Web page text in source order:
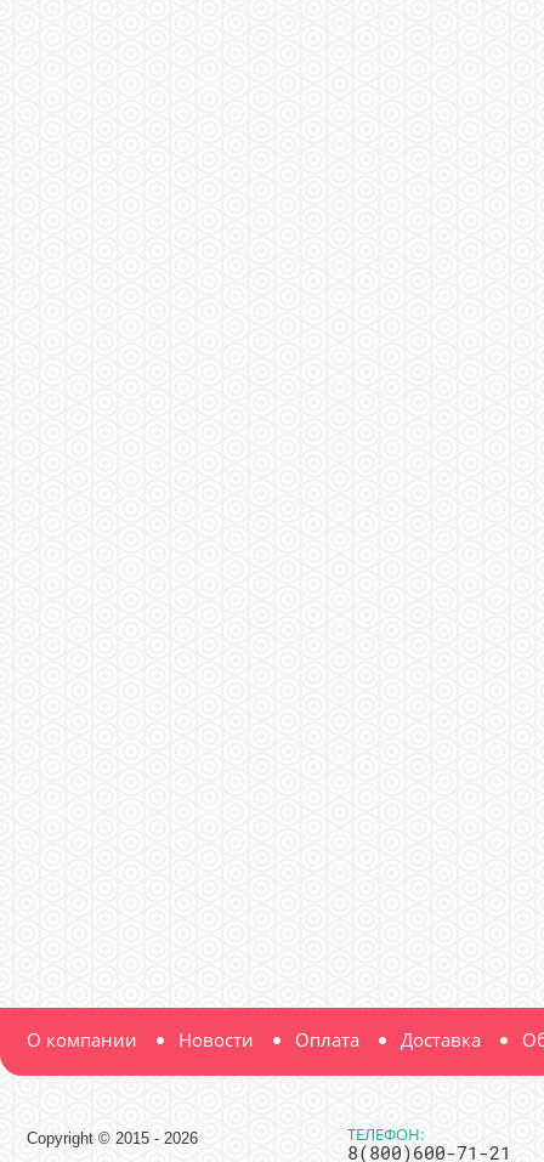
О компании Новости Оплата Доставка
Copyright © 2015 - 2026 ТЕЛЕФОН:
8(800)600-71-21